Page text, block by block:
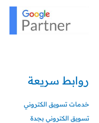
روابط سريعة
خدمات تسويق الكتروني
تسويق الكتروني بجدة